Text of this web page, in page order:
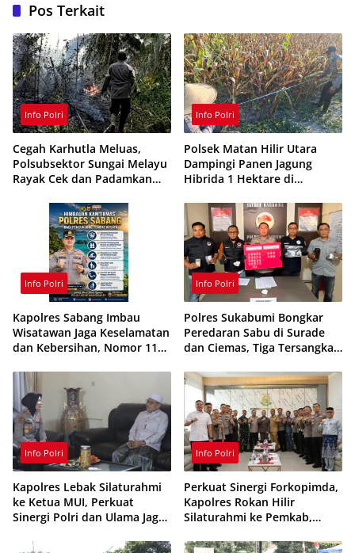
Pos Terkait
Info Polri
Cegah Karhutla Meluas,
Polsubsektor Sungai Melayu
Rayak Cek dan Padamkan
Info Polri
Polsek Matan Hilir Utara
Dampingi Panen Jagung
Hibrida 1 Hektare di
Info Polri
Kapolres Sabang Imbau
Wisatawan Jaga Keselamatan
dan Kebersihan, Nomor 110
Info Polri
Polres Sukabumi Bongkar
Peredaran Sabu di Surade
dan Ciemas, Tiga Tersangka
Info Polri
Kapolres Lebak Silaturahmi
ke Ketua MUI, Perkuat
Sinergi Polri dan Ulama Jaga
Info Polri
Perkuat Sinergi Forkopimda,
Kapolres Rokan Hilir
Silaturahmi ke Pemkab,